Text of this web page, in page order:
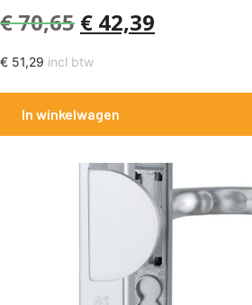
€70,65 € 42,39
€ 51,29 incl btw
In winkelwagen